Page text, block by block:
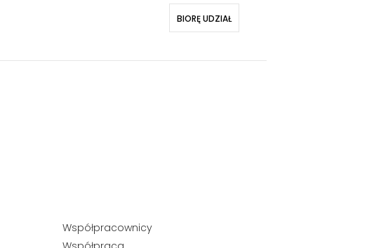
BIORĘ UDZIAŁ
Współpracownicy